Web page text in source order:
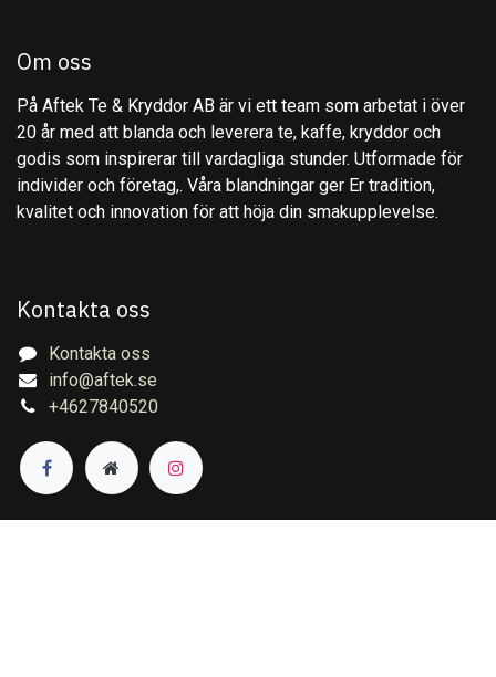
Om oss
På Aftek Te & Kryddor AB är vi ett team som arbetat i över
20 år med att blanda och leverera te, kaffe, kryddor och
godis som inspirerar till vardagliga stunder. Utformade för
individer och företag,. Våra blandningar ger Er tradition,
kvalitet och innovation för att höja din smakupplevelse.
Kontakta oss
Kontakta oss
info@aftek.se
+4627840520